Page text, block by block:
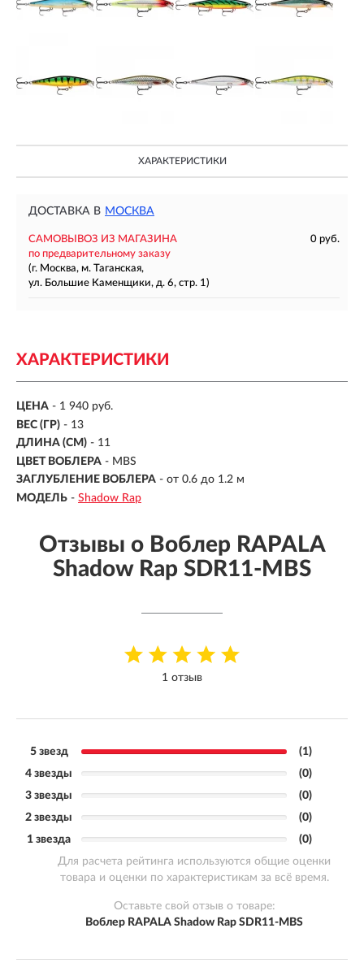
ХАРАКТЕРИСТИКИ
ДОСТАВКА В МОСКВА
САМОВЫВОЗ ИЗ МАГАЗИНА
0 руб.
по предварительному заказу
(г. Москва, м. Таганская,
ул. Большие Каменщики, д. 6, стр. 1)
ХАРАКТЕРИСТИКИ
ЦЕНА - 1 940 руб.
ВЕС (ГР) - 13
ДЛИНА (СМ) - 11
ЦВЕТ ВОБЛЕРА - MBS
ЗАГЛУБЛЕНИЕ ВОБЛЕРА - от 0.6 до 1.2 м
МОДЕЛЬ - Shadow Rap
Отзывы о Воблер RAPALA
Shadow Rap SDR11-MBS
1 отзыв
5 звезд
(1)
4 звезды
(0)
3 звезды
(0)
2 звезды
(0)
1 звезда
(0)
Для расчета рейтинга используются общие оценки
товара и оценки по характеристикам за всё время.
Оставьте свой отзыв о товаре:
Воблер RAPALA Shadow Rap SDR11-MBS